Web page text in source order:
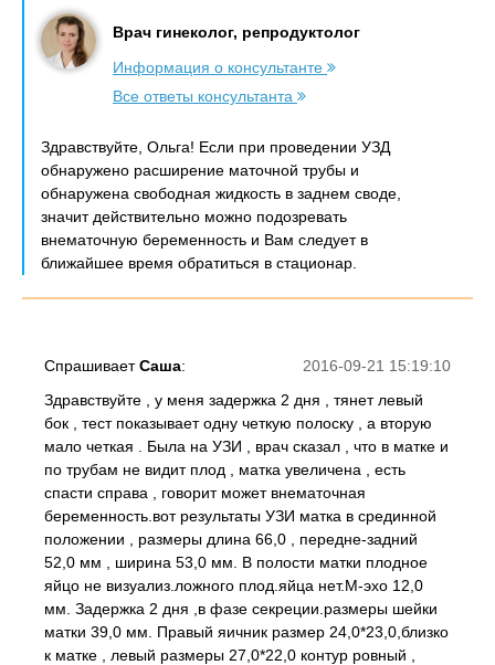
Врач гинеколог, репродуктолог
Информация о консультанте
Все ответы консультанта
Здравствуйте, Ольга! Если при проведении УЗД
обнаружено расширение маточной трубы и
обнаружена свободная жидкость в заднем своде,
значит действительно можно подозревать
внематочную беременность и Вам следует в
ближайшее время обратиться в стационар.
2016-09-21 15:19:10
СпрашиваетСаша:
Здравствуйте , у меня задержка 2 дня , тянет левый
бок , тест показывает одну четкую полоску , а вторую
мало четкая . Была на УЗИ , врач сказал , что в матке и
по трубам не видит плод , матка увеличена , есть
спасти справа , говорит может внематочная
беременность.вот результаты УЗИ матка в срединной
положении , размеры длина 66,0 , передне-задний
52,0 мм , ширина 53,0 мм. В полости матки плодное
яйцо не визуализ.ложного плод.яйца нет.М-эхо 12,0
мм. Задержка 2 дня ,в фазе секреции.размеры шейки
матки 39,0 мм. Правый яичник размер 24,0*23,0,близко
к матке , левый размеры 27,0*22,0 контур ровный ,